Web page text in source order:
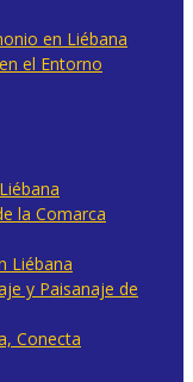
en Liébana
el Entorno
la Comarca
Liébana
y Paisanaje de
Conecta